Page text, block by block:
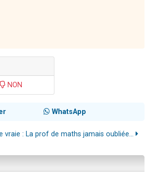
NON
WhatsApp
vraie : La prof de maths jamais oubliée…